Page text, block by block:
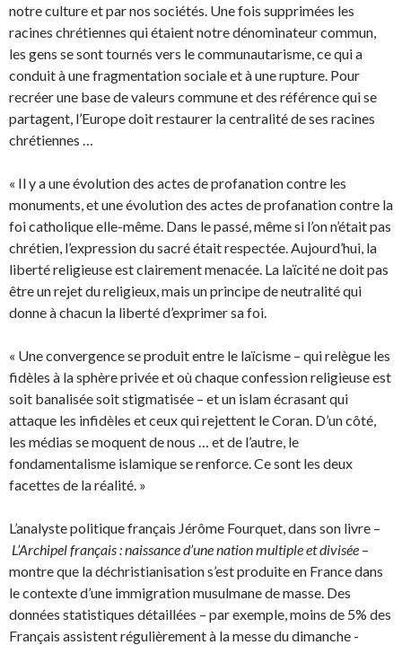
notre culture et par nos sociétés. Une fois supprimées les
racines chrétiennes qui étaient notre dénominateur commun,
les gens se sont tournés vers le communautarisme, ce qui a
conduit à une fragmentation sociale et à une rupture. Pour
recréer une base de valeurs commune et des référence qui se
partagent, l’Europe doit restaurer la centralité de ses racines
chrétiennes …
« Il y a une évolution des actes de profanation contre les
monuments, et une évolution des actes de profanation contre la
foi catholique elle-même. Dans le passé, même si l’on n’était pas
chrétien, l’expression du sacré était respectée. Aujourd’hui, la
liberté religieuse est clairement menacée. La laïcité ne doit pas
être un rejet du religieux, mais un principe de neutralité qui
donne à chacun la liberté d’exprimer sa foi.
« Une convergence se produit entre le laïcisme – qui relègue les
fidèles à la sphère privée et où chaque confession religieuse est
soit banalisée soit stigmatisée – et un islam écrasant qui
attaque les infidèles et ceux qui rejettent le Coran. D’un côté,
les médias se moquent de nous … et de l’autre, le
fondamentalisme islamique se renforce. Ce sont les deux
facettes de la réalité. »
L’analyste politique français Jérôme Fourquet, dans son livre –
L’Archipel français : naissance d’une nation multiple et divisée –
montre que la déchristianisation s’est produite en France dans
le contexte d’une immigration musulmane de masse. Des
données statistiques détaillées – par exemple, moins de 5% des
Français assistent régulièrement à la messe du dimanche -